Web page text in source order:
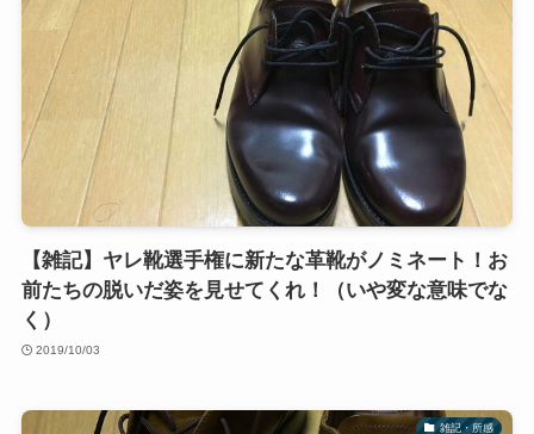
【雑記】ヤレ靴選手権に新たな革靴がノミネート！お
前たちの脱いだ姿を見せてくれ！（いや変な意味でな
く）
2019/10/03
雑記・所感